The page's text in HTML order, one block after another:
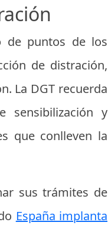
de puntos de los
de distración,
La DGT recuerda
sensibilización y
que conlleven la
sus trámites de
España implanta